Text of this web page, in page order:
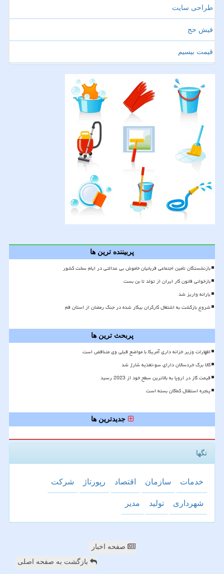
طراحی سایت
فیش حج
قیمت بیسیم
پربیننده ترین ها
بازنشستگان تأمین اجتماعی قربانیان خاموش بی عدالتی در ایام سخت کشور
بازخوانی قانون کار ایران از تولد تا بن بست
یارانه واریز شد
شروع بازگشت به اشتغال کارگران بیکار شده در جنگ رمضان از استان قم
پربحث ترین ها
اظهارات وزیر خزانه داری آمریکا با مواضع قبلی وی متناقض است
کالا برگ خردسالان دارای سوءتغذیه شارژ شد
قیمت گاز در اروپا به بالاترین سطح خود از 2023 رسید
پنجره استقلال کماکان بسته است
جدیدترین ها
تگها
خدمات سازمان اقتصاد رپورتاژ شركت
شهرداری تولید مدیر
صفحه اخبار
بازگشت به صفحه اصلی